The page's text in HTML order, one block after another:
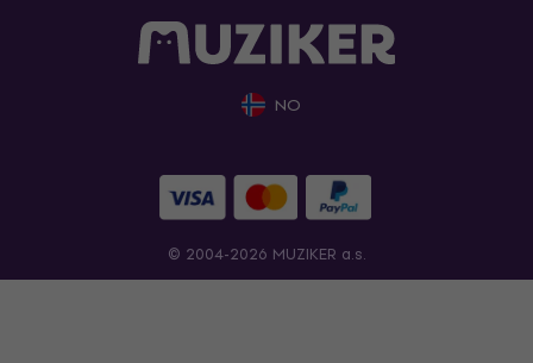
NO
© 2004-2026 MUZIKER a.s.